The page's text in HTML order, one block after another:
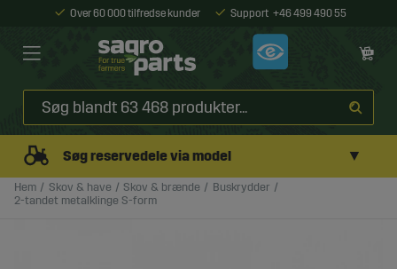
Over 60 000 tilfredse kunder Support +46 499 490 55
Søg reservedele via model ▼
Hem Skov & have Skov & brænde
Buskrydder
2-tandet metalklinge S-form